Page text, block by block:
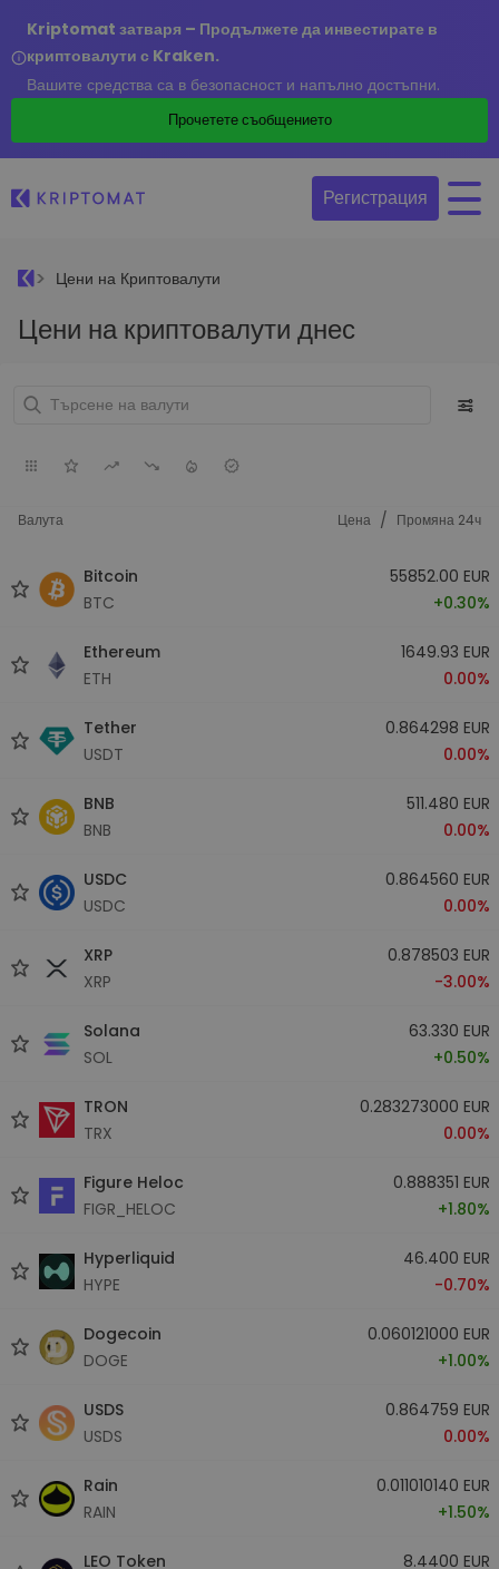
Kriptomat затваря – Продължете да инвестирате в
криптовалути с Kraken.
Вашите средства са в безопасност и напълно достъпни.
Прочетете съобщението
Регистрация
Цени на Криптовалути
Цени на криптовалути днес
Валута Цена / Промяна 24ч
Bitcoin
BTC
55852.00 EUR
+0.30%
Ethereum
ETH
1649.93 EUR
0.00%
Tether
USDT
0.864298 EUR
0.00%
BNB
BNB
511.480 EUR
0.00%
USDC
USDC
0.864560 EUR
0.00%
XRP
XRP
0.878503 EUR
-3.00%
Solana
SOL
63.330 EUR
+0.50%
TRON
TRX
0.283273000 EUR
0.00%
Figure Heloc
FIGR_HELOC
0.888351 EUR
+1.80%
Hyperliquid
HYPE
46.400 EUR
-0.70%
Dogecoin
DOGE
0.060121000 EUR
+1.00%
USDS
USDS
0.864759 EUR
0.00%
Rain
RAIN
0.011010140 EUR
+1.50%
LEO Token
8.4400 EUR